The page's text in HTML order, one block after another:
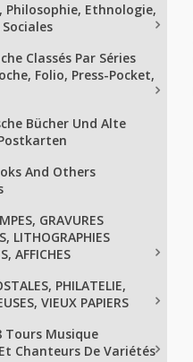
Philosophie, Ethnologie,
Classés Par Séries
Folio, Press-Pocket,
Bücher Und Alte
And Others
GRAVURES
LITHOGRAPHIES
AFFICHES
PHILATELIE,
VIEUX PAPIERS
Tours Musique
Chanteurs De Variétés